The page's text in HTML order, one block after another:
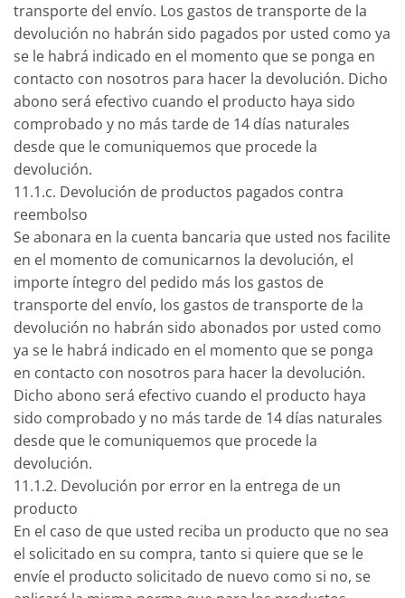
transporte del envío. Los gastos de transporte de la
devolución no habrán sido pagados por usted como ya
se le habrá indicado en el momento que se ponga en
contacto con nosotros para hacer la devolución. Dicho
abono será efectivo cuando el producto haya sido
comprobado y no más tarde de 14 días naturales
desde que le comuniquemos que procede la
devolución.
11.1.c. Devolución de productos pagados contra
reembolso
Se abonara en la cuenta bancaria que usted nos facilite
en el momento de comunicarnos la devolución, el
importe íntegro del pedido más los gastos de
transporte del envío, los gastos de transporte de la
devolución no habrán sido abonados por usted como
ya se le habrá indicado en el momento que se ponga
en contacto con nosotros para hacer la devolución.
Dicho abono será efectivo cuando el producto haya
sido comprobado y no más tarde de 14 días naturales
desde que le comuniquemos que procede la
devolución.
11.1.2. Devolución por error en la entrega de un
producto
En el caso de que usted reciba un producto que no sea
el solicitado en su compra, tanto si quiere que se le
envíe el producto solicitado de nuevo como si no, se